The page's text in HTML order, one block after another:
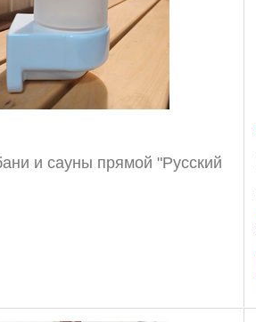
и сауны прямой "Русский